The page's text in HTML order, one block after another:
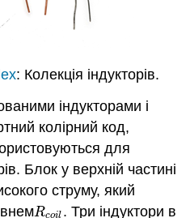
: Колекція індукторів.
індукторами і
колірний код,
для
Блок у верхній частині
струму, який
Rcoil
Rcoil. Три індуктори в